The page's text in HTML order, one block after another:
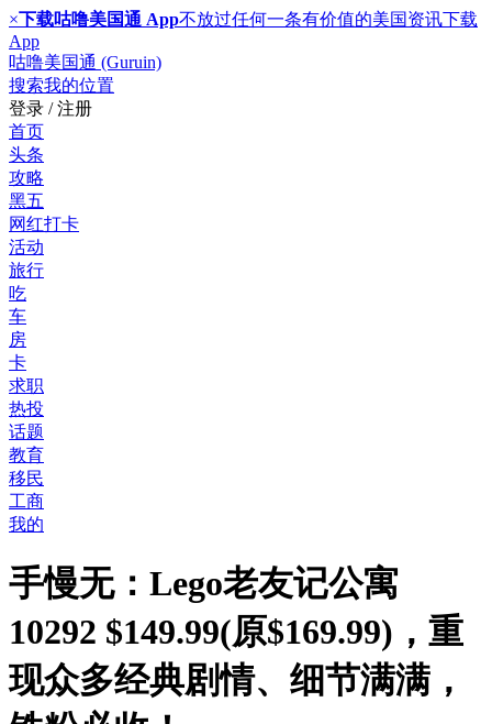
×下载咕噜美国通 App不放过任何一条有价值的美国资讯下载
App
咕噜美国通 (Guruin)
搜索我的位置
登录 / 注册
首页
头条
攻略
黑五
网红打卡
活动
旅行
吃
车
房
卡
求职
热投
话题
教育
移民
工商
我的
手慢无：Lego老友记公寓
10292 $149.99(原$169.99)，重
现众多经典剧情、细节满满，